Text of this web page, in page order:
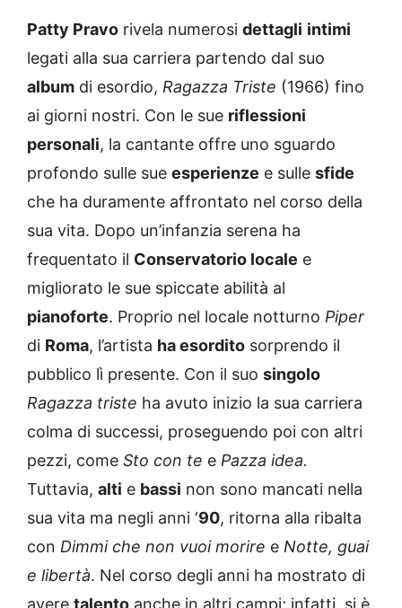
Patty Pravo rivela numerosi dettagli intimi
legati alla sua carriera partendo dal suo
album di esordio, Ragazza Triste (1966) fino
ai giorni nostri. Con le sue riflessioni
personali, la cantante offre uno sguardo
profondo sulle sue esperienze e sulle sfide
che ha duramente affrontato nel corso della
sua vita. Dopo un’infanzia serena ha
frequentato il Conservatorio locale e
migliorato le sue spiccate abilità al
pianoforte. Proprio nel locale notturno Piper
di Roma, l’artista ha esordito sorprendo il
pubblico lì presente. Con il suo singolo
Ragazza triste ha avuto inizio la sua carriera
colma di successi, proseguendo poi con altri
pezzi, come Sto con te e Pazza idea.
Tuttavia, alti e bassi non sono mancati nella
sua vita ma negli anni ‘90, ritorna alla ribalta
con Dimmi che non vuoi morire e Notte, guai
e libertà. Nel corso degli anni ha mostrato di
avere talento anche in altri campi; infatti, si è